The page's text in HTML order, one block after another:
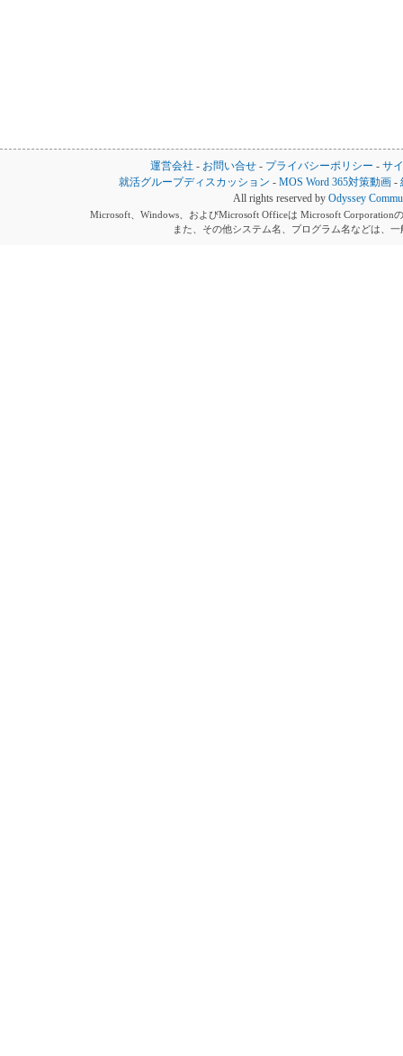
運営会社 - お問い合せ - プライバシーポリシー - サ
就活グループディスカッション -MOS Word 365対策動画 -
All rights reserved by Odyssey
Microsoft、Windows、およびMicrosoft Officeは Microsoft Corporation
また、その他システム名、プログラム名などは、